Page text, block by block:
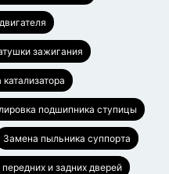
зажигания
катализатора
подшипника ступицы
Замена пыльника суппорта
и задних дверей